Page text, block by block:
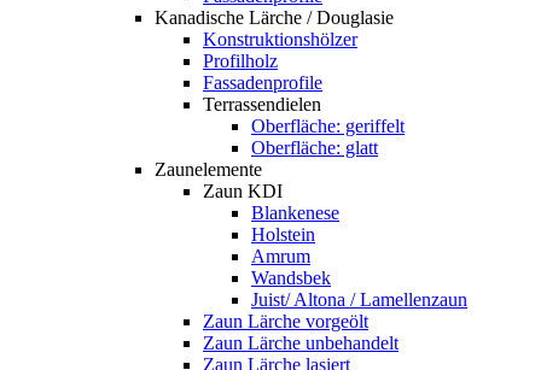
Kanadische Lärche / Douglasie
Konstruktionshölzer
Profilholz
Fassadenprofile
Terrassendielen
Oberfläche: geriffelt
Oberfläche: glatt
Zaunelemente
Zaun KDI
Blankenese
Holstein
Amrum
Wandsbek
Juist/ Altona / Lamellenzaun
Zaun Lärche vorgeölt
Zaun Lärche unbehandelt
Zaun Lärche lasiert